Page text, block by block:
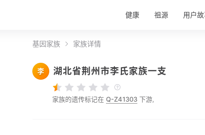
健康 祖源 用户
基因家族 家族详情
李 湖北省荆州市李氏家族一支
家族的遗传标记在 Q-Z41303 下游,